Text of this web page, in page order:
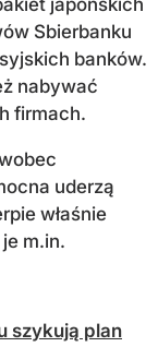
japońskich
Sbierbanku
banków.
nabywać
firmach.
uderzą
właśnie
m.in.
szykują plan